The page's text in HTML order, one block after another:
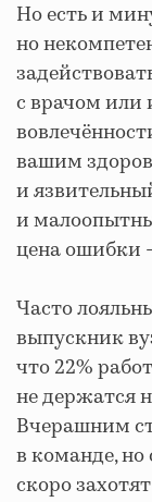
Но есть и
но
с врачом или
вашим
и
и
цена ошибки
Часто
выпускник
что 22%
не держатся
Вчерашним
в команде, но
скоро